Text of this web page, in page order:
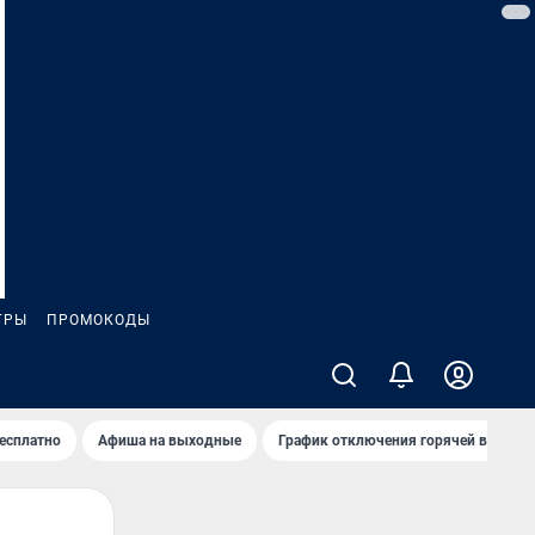
ПРОМОКОДЫ
Афиша на выходные График отключения горячей воды в